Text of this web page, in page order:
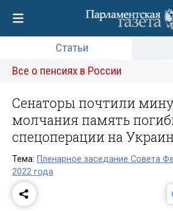
Статьи
Все о пенсиях в России
Сенаторы почтили
молчания память
спецоперации на
Тема: Пленарное заседание Совета
2022 года